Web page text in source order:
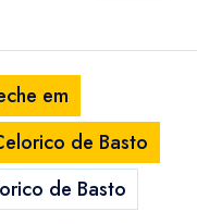
em
de Basto
de Basto